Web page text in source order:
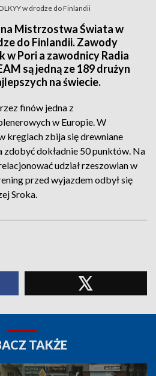
w drodze do Finlandii
Mistrzostwa Świata w
do Finlandii. Zawody
w Pori a zawodnicy Radia
są jedną ze 189 drużyn
na świecie.
finów jedna z
w Europie. W
kręglach zbija się drewniane
dokładnie 50 punktów. Na
udział rzeszowian w
przed wyjazdem odbył się
Sroka.
TAKŻE